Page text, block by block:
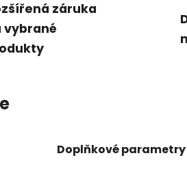
záruka
vybrané
Doplňkové parametry